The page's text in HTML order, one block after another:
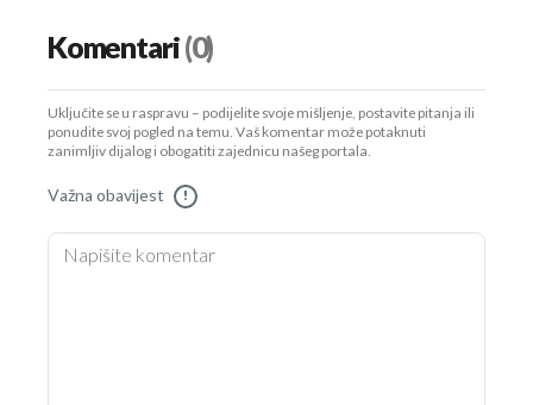
Komentari(0)
Uključite se u raspravu – podijelite svoje mišljenje, postavite pitanja ili
ponudite svoj pogled na temu. Vaš komentar može potaknuti
zanimljiv dijalog i obogatiti zajednicu našeg portala.
Važna obavijest !